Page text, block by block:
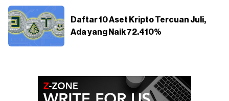
Daftar 10 Aset Kripto Tercuan Juli,
Ada yang Naik 72.410%